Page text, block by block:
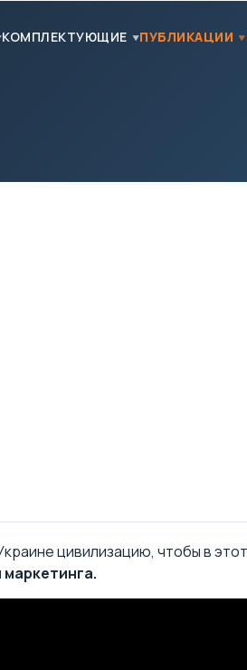
КОМПЛЕКТУЮЩИЕ ПУБЛИКАЦИИ
цивилизацию, чтобы в
маркетинга.